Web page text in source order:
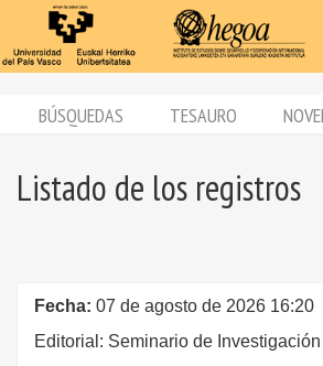
BÚSQUEDAS TESAURO
Listado de los registros
Fecha: 07 de agosto de 2026 16:20
Editorial: Seminario de